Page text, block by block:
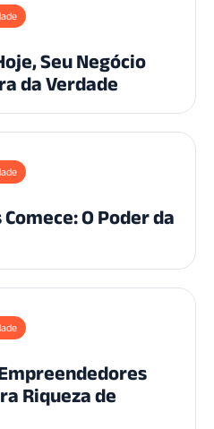
Seu Negócio
da Verdade
O Poder da
Riqueza de